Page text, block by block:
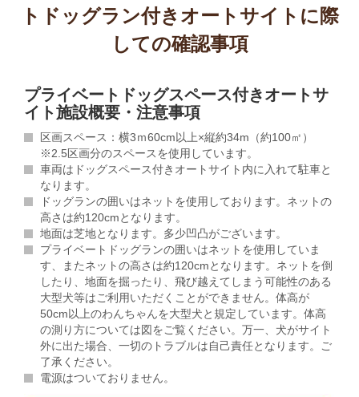
トドッグラン付きオートサイトに際
しての確認事項
プライベートドッグスペース付きオートサ
イト施設概要・注意事項
区画スペース：横3ｍ60cm以上×縦約34m（約100㎡）
※2.5区画分のスペースを使用しています。
車両はドッグスペース付きオートサイト内に入れて駐車と
なります。
ドッグランの囲いはネットを使用しております。ネットの
高さは約120cmとなります。
地面は芝地となります。多少凹凸がございます。
プライベートドッグランの囲いはネットを使用していま
す、またネットの高さは約120cmとなります。ネットを倒
したり、地面を掘ったり、飛び越えてしまう可能性のある
大型犬等はご利用いただくことができません。体高が
50cm以上のわんちゃんを大型犬と規定しています。体高
の測り方については図をご覧ください。万一、犬がサイト
外に出た場合、一切のトラブルは自己責任となります。ご
了承ください。
電源はついておりません。